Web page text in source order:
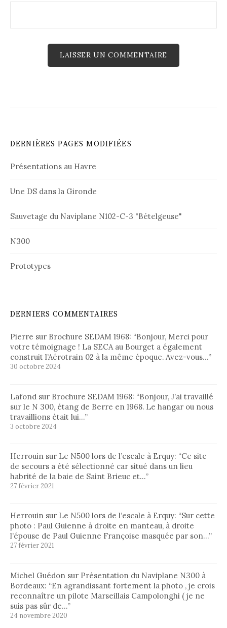
DERNIÈRES PAGES MODIFIÉES
Présentations au Havre
Une DS dans la Gironde
Sauvetage du Naviplane N102-C-3 "Bételgeuse"
N300
Prototypes
DERNIERS COMMENTAIRES
Pierre sur Brochure SEDAM 1968: “Bonjour, Merci pour
votre témoignage ! La SECA au Bourget a également
construit l’Aérotrain 02 à la même époque. Avez-vous…”
30 octobre 2024
Lafond sur Brochure SEDAM 1968: “Bonjour, J’ai travaillé
sur le N 300, étang de Berre en 1968. Le hangar ou nous
travaillions était lui…”
3 octobre 2024
Herrouin sur Le N500 lors de l’escale à Erquy: “Ce site
de secours a été sélectionné car situé dans un lieu
habrité de la baie de Saint Brieuc et…”
27 février 2021
Herrouin sur Le N500 lors de l’escale à Erquy: “Sur cette
photo : Paul Guienne à droite en manteau, à droite
l’épouse de Paul Guienne Françoise masquée par son…”
27 février 2021
Michel Guédon sur Présentation du Naviplane N300 à
Bordeaux: “En agrandissant fortement la photo , je crois
reconnaître un pilote Marseillais Campolonghi ( je ne
suis pas sûr de…”
24 novembre 2020